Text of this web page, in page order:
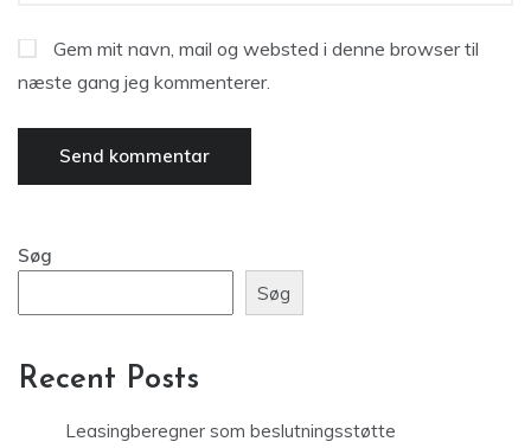
Gem mit navn, mail og websted i denne browser til
næste gang jeg kommenterer.
Søg
Søg
Recent Posts
Leasingberegner som beslutningsstøtte